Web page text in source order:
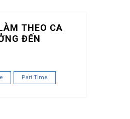
THEO CA
ĐẾN
Part Time